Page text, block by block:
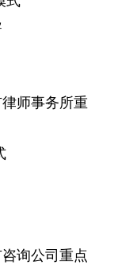
师事务所重
询公司重点